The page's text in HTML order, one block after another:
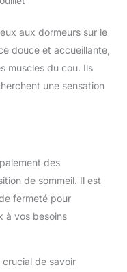
aux dormeurs sur le
douce et accueillante,
muscles du cou. Ils
une sensation
des
de sommeil. Il est
fermeté pour
à vos besoins
crucial de savoir